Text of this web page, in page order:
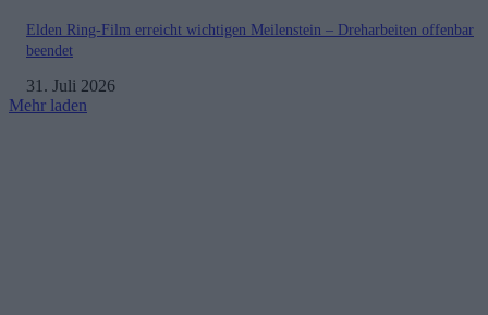
Elden Ring-Film erreicht wichtigen Meilenstein – Dreharbeiten offenbar
beendet
31. Juli 2026
Mehr laden